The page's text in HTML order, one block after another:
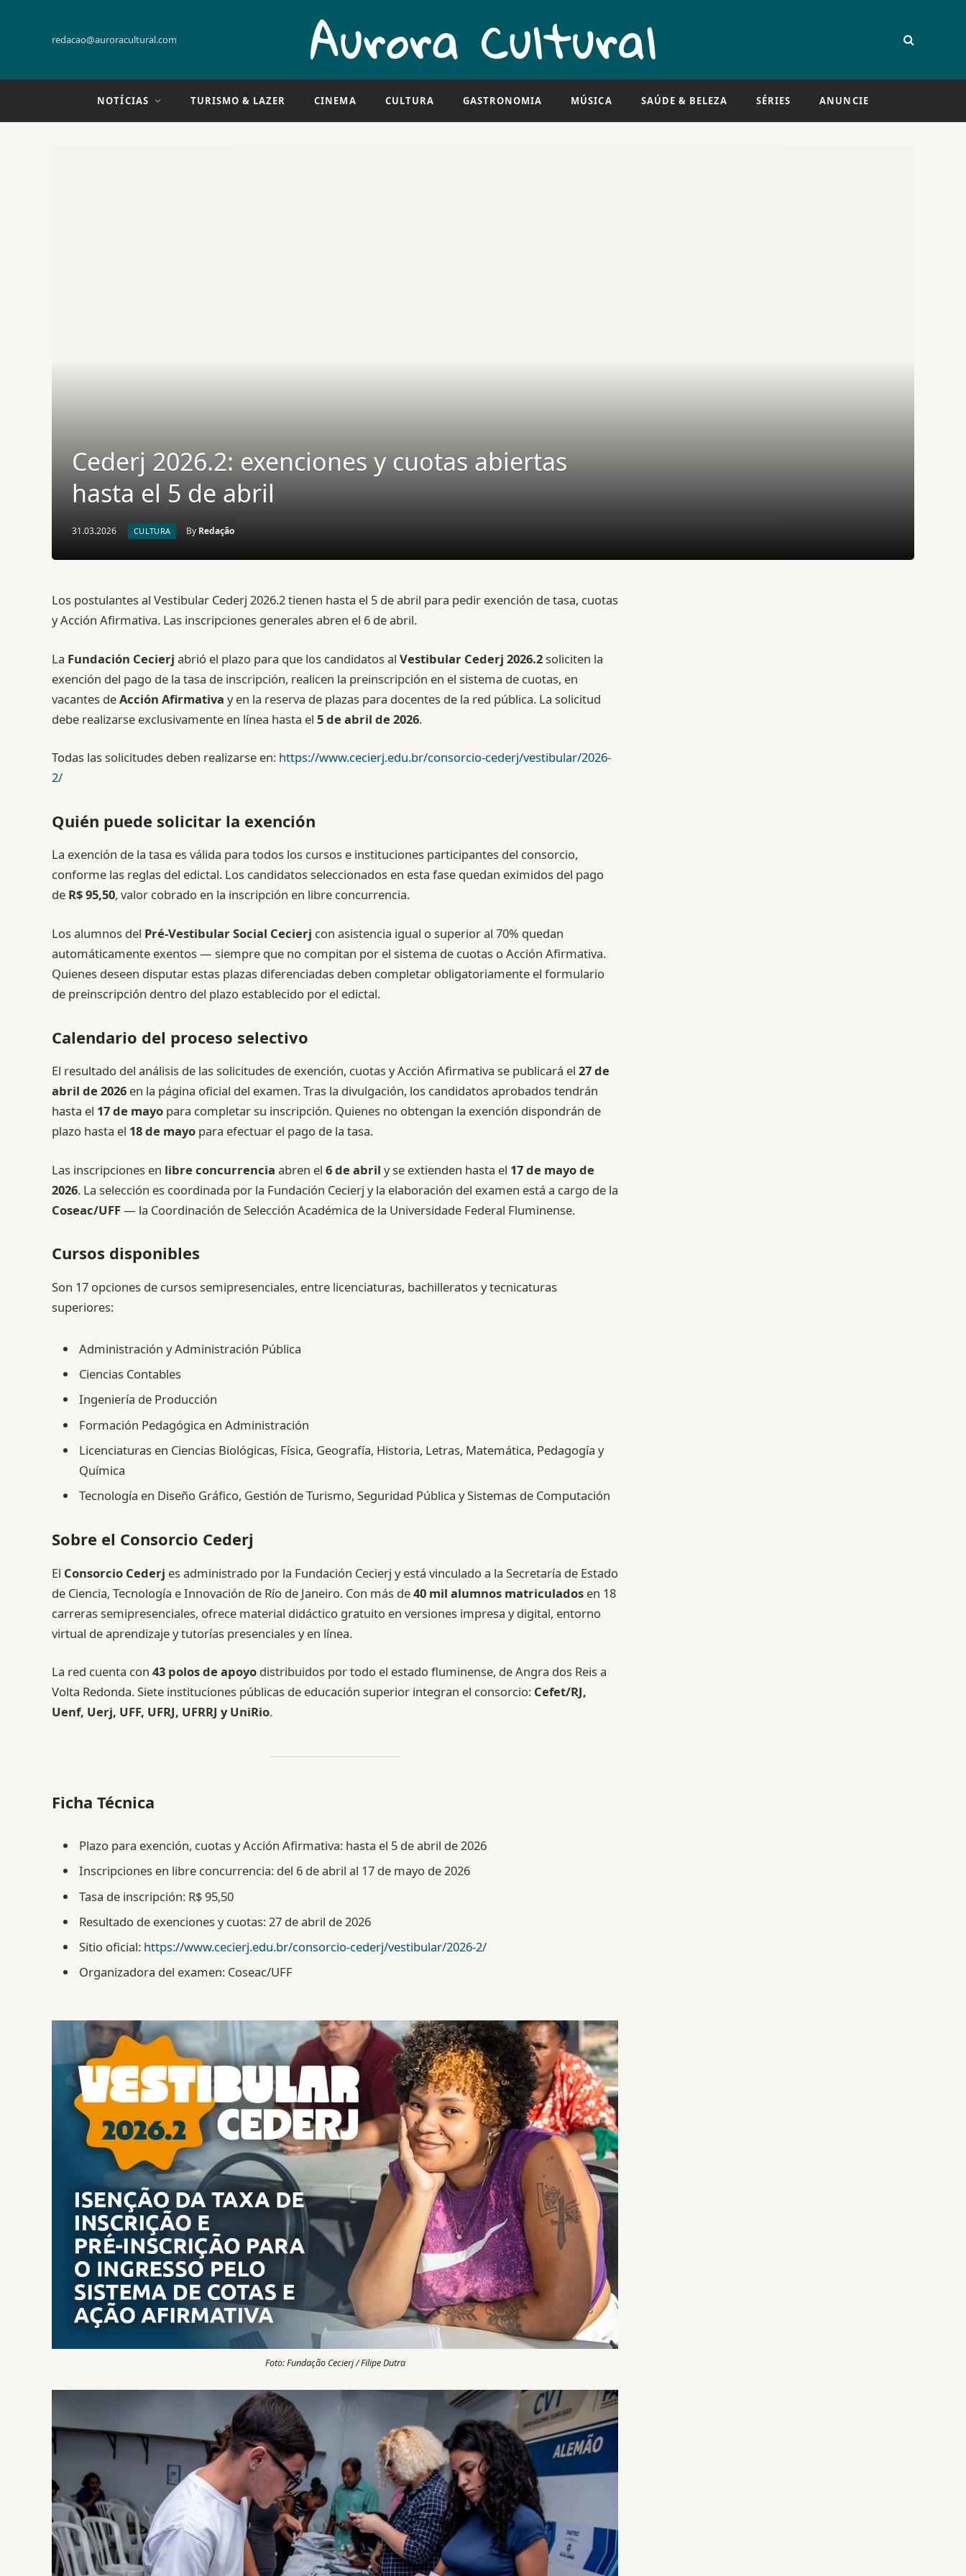
redacao@auroracultural.com
NOTÍCIAS TURISMO & LAZER CINEMA CULTURA GASTRONOMIA MÚSICA SAÚDE & BELEZA SÉRIES ANUNCIE
Cederj 2026.2: exenciones y cuotas abiertas
hasta el 5 de abril
31.03.2026 CULTURA By Redação
Los postulantes al Vestibular Cederj 2026.2 tienen hasta el 5 de abril para pedir exención de tasa, cuotas
y Acción Afirmativa. Las inscripciones generales abren el 6 de abril.
La Fundación Cecierj abrió el plazo para que los candidatos al Vestibular Cederj 2026.2soliciten la
exención del pago de la tasa de inscripción, realicen la preinscripción en el sistema de cuotas, en
vacantes deAcción Afirmativa y en la reserva de plazas para docentes de la red pública. La solicitud
debe realizarse exclusivamente en línea hasta el 5 de abril de 2026.
Todas las solicitudes deben realizarse en: https://www.cecierj.edu.br/consorcio-cederj/vestibular/2026-
2/
Quién puede solicitar la exención
La exención de la tasa es válida para todos los cursos e instituciones participantes del consorcio,
conforme las reglas del edictal. Los candidatos seleccionados en esta fase quedan eximidos del pago
de R$ 95,50, valor cobrado en la inscripción en libre concurrencia.
Los alumnos del Pré-Vestibular Social Cecierj con asistencia igual o superior al 70% quedan
automáticamente exentos — siempre que no compitan por el sistema de cuotas o Acción Afirmativa.
Quienes deseen disputar estas plazas diferenciadas deben completar obligatoriamente el formulario
de preinscripción dentro del plazo establecido por el edictal.
Calendario del proceso selectivo
El resultado del análisis de las solicitudes de exención, cuotas y Acción Afirmativa se publicará el 27 de
abril de 2026 en la página oficial del examen. Tras la divulgación, los candidatos aprobados tendrán
hasta el 17 de mayo para completar su inscripción. Quienes no obtengan la exención dispondrán de
plazo hasta el 18 de mayo para efectuar el pago de la tasa.
Las inscripciones en libre concurrencia abren el 6 de abril y se extienden hasta el 17 de mayo de
2026. La selección es coordinada por la Fundación Cecierj y la elaboración del examen está a cargo de la
Coseac/UFF— la Coordinación de Selección Académica de la Universidade Federal Fluminense.
Cursos disponibles
Son 17 opciones de cursos semipresenciales, entre licenciaturas, bachilleratos y tecnicaturas
superiores:
Administración y Administración Pública
Ciencias Contables
Ingeniería de Producción
Formación Pedagógica en Administración
Licenciaturas en Ciencias Biológicas, Física, Geografía, Historia, Letras, Matemática, Pedagogía y
Química
Tecnología en Diseño Gráfico, Gestión de Turismo, Seguridad Pública y Sistemas de Computación
Sobre el Consorcio Cederj
El Consorcio Cederj es administrado por la Fundación Cecierj y está vinculado a la Secretaría de Estado
de Ciencia, Tecnología e Innovación de Río de Janeiro. Con más de40 mil alumnos matriculados en 18
carreras semipresenciales, ofrece material didáctico gratuito en versiones impresa y digital, entorno
virtual de aprendizaje y tutorías presenciales y en línea.
La red cuenta con 43 polos de apoyo distribuidos por todo el estado fluminense, de Angra dos Reis a
Volta Redonda. Siete instituciones públicas de educación superior integran el consorcio: Cefet/RJ,
Uenf, Uerj, UFF, UFRJ, UFRRJ y UniRio.
Ficha Técnica
Plazo para exención, cuotas y Acción Afirmativa: hasta el 5 de abril de 2026
Inscripciones en libre concurrencia: del 6 de abril al 17 de mayo de 2026
Tasa de inscripción: R$ 95,50
Resultado de exenciones y cuotas: 27 de abril de 2026
Sitio oficial: https://www.cecierj.edu.br/consorcio-cederj/vestibular/2026-2/
Organizadora del examen: Coseac/UFF
Foto: Fundação Cecierj / Filipe Dutra